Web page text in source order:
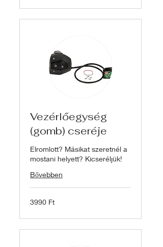
Vezérlőegység
(gomb) cseréje
Elromlott? Másikat szeretnél a
mostani helyett? Kicseréljük!
Bővebben
3990
magyar
3990 Ft